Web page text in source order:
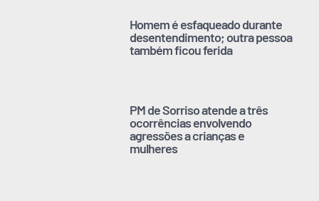
Homem é esfaqueado durante
desentendimento; outra pessoa
também ficou ferida
PM de Sorriso atende a três
ocorrências envolvendo
agressões a crianças e
mulheres